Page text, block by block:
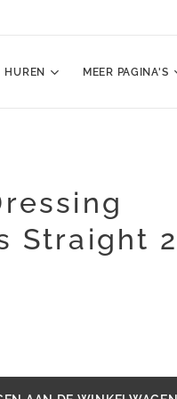
HUREN MEER PAGINA'S
Straight